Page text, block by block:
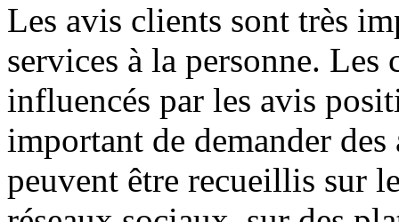
Les avis clients sont très
services à la personne.
influencés par les avis
important de demander
peuvent être recueillis sur